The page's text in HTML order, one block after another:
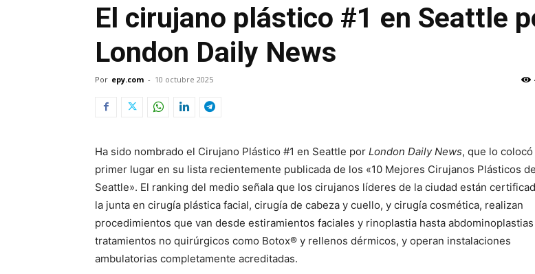
El cirujano plástico #1 en Seattle
London Daily News
Por epy.com - 10 octubre 2025
Ha sido nombrado el Cirujano Plástico #1 en Seattle por London Daily News, que lo colocó
primer lugar en su lista recientemente publicada de los «10 Mejores Cirujanos Plásticos de
Seattle». El ranking del medio señala que los cirujanos líderes de la ciudad están
la junta en cirugía plástica facial, cirugía de cabeza y cuello, y cirugía cosmética, realizan
procedimientos que van desde estiramientos faciales y rinoplastia hasta
tratamientos no quirúrgicos como Botox® y rellenos dérmicos, y operan instalaciones
ambulatorias completamente acreditadas.